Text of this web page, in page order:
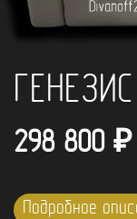
298 800 ₽
Подробное